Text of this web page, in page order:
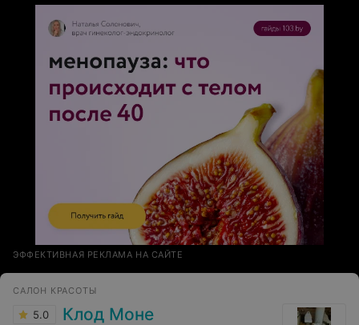
ЭФФЕКТИВНАЯ РЕКЛАМА НА САЙТЕ
САЛОН КРАСОТЫ
5.0 Клод Моне